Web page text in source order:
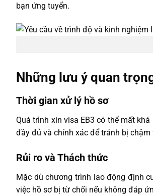
bạn ứng tuyển.
Những lưu ý quan
Thời gian xử lý hồ sơ
Quá trình xin visa EB3 có thể mất
đầy đủ và chính xác để tránh bị chậm
Rủi ro và Thách thức
Mặc dù chương trình lao động định
việc hồ sơ bị từ chối nếu không đáp